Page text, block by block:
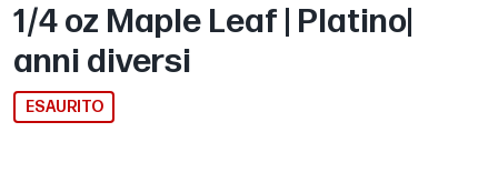
1/4 oz Maple Leaf | Platino|
anni diversi
ESAURITO